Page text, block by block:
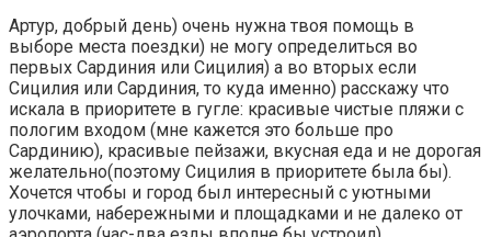
Артур, добрый день) очень нужна твоя помощь в
выборе места поездки) не могу определиться во
первых Сардиния или Сицилия) а во вторых если
Сицилия или Сардиния, то куда именно) расскажу что
искала в приоритете в гугле: красивые чистые пляжи с
пологим входом (мне кажется это больше про
Сардинию), красивые пейзажи, вкусная еда и не дорогая
желательно(поэтому Сицилия в приоритете была бы).
Хочется чтобы и город был интересный с уютными
улочками, набережными и площадками и не далеко от